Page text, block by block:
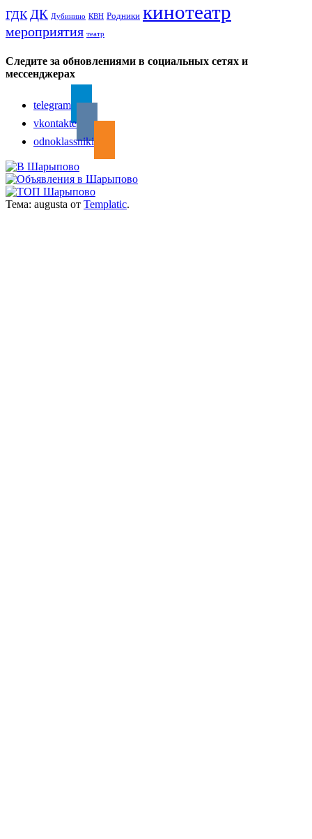
ГДК ДК Дубинино КВН Родники кинотеатр
мероприятия театр
Следите за обновлениями в социальных сетях и
мессенджерах
telegram
vkontakte
odnoklassniki
Тема: augusta от Templatic.